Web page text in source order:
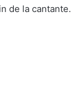
de la cantante.